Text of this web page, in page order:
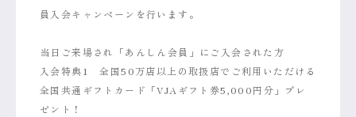
員入会キャンペーンを行います。
当日ご来場され「あんしん会員」にご入会された方
入会特典1 全国50万店以上の取扱店でご利用いただける
全国共通ギフトカード「VJAギフト券5,000円分」プレ
ゼント！